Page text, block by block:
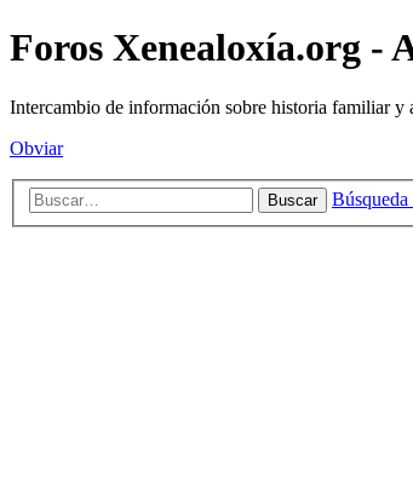
Foros Xenealoxía.org -
Intercambio de información sobre historia familiar y
Obviar
Buscar Búsqueda